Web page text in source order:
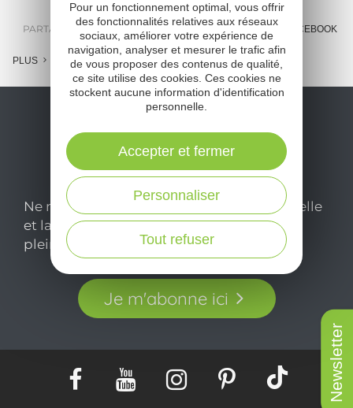
Newsletter
PARTAGER : E-MAIL MESSENGER FACEBOOK
PLUS
Ne manquez pas notre newsletter mensuelle
et laissez-vous inspirer pour profiter
pleinement de votre séjour en Aveyron.
Je m'abonne ici
Pour un fonctionnement optimal, vous offrir
des fonctionnalités relatives aux réseaux
sociaux, améliorer votre expérience de
navigation, analyser et mesurer le trafic afin
de vous proposer des contenus de qualité,
ce site utilise des cookies. Ces cookies ne
stockent aucune information d'identification
personnelle.
Tout refuser
Personnaliser
Accepter et fermer